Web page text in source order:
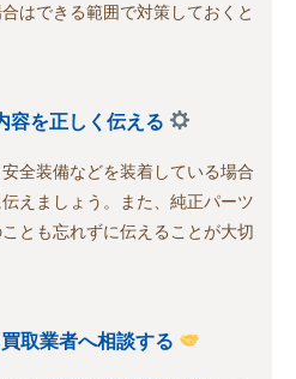
はできる範囲で対策しておくと
を正しく伝える
全装備などを装着している場合
えましょう。また、純正パーツ
とも忘れずに伝えることが大切
取業者へ相談する